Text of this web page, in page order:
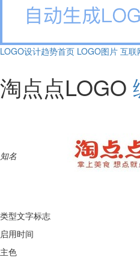
LOGO设计趋势首页 LOGO图片 互联
淘点点LOGO
知名
类型文字标志
启用时间
主色